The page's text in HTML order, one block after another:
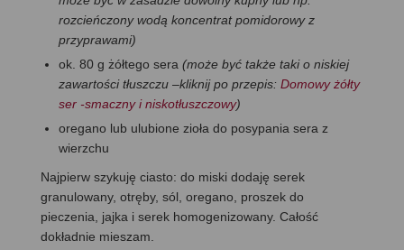
rozcieńczony wodą koncentrat pomidorowy z
przyprawami)
ok. 80 g żółtego sera (może być także taki o niskiej
zawartości tłuszczu –kliknij po przepis: Domowy żółty
ser -smaczny i niskotłuszczowy)
oregano lub ulubione zioła do posypania sera z
wierzchu
Najpierw szykuję ciasto: do miski dodaję serek
granulowany, otręby, sól, oregano, proszek do
pieczenia, jajka i serek homogenizowany. Całość
dokładnie mieszam.